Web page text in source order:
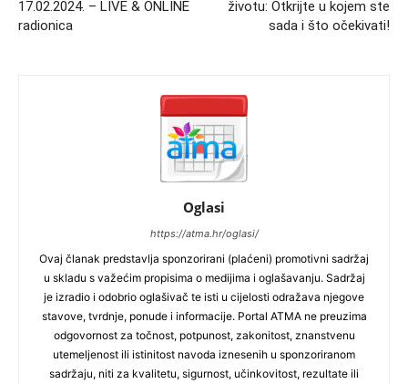
17.02.2024. – LIVE & ONLINE
radionica
životu: Otkrijte u kojem ste
sada i što očekivati!
Oglasi
https://atma.hr/oglasi/
Ovaj članak predstavlja sponzorirani (plaćeni) promotivni sadržaj
u skladu s važećim propisima o medijima i oglašavanju. Sadržaj
je izradio i odobrio oglašivač te isti u cijelosti odražava njegove
stavove, tvrdnje, ponude i informacije. Portal ATMA ne preuzima
odgovornost za točnost, potpunost, zakonitost, znanstvenu
utemeljenost ili istinitost navoda iznesenih u sponzoriranom
sadržaju, niti za kvalitetu, sigurnost, učinkovitost, rezultate ili